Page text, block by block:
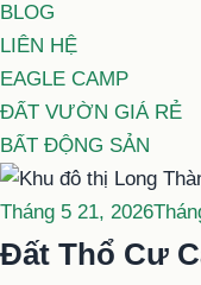
BLOG
LIÊN HỆ
EAGLE CAMP
ĐẤT VƯỜN GIÁ RẺ
BẤT ĐỘNG SẢN
Đăng
trong
Tháng 5 21, 2026
Đất Thổ Cư